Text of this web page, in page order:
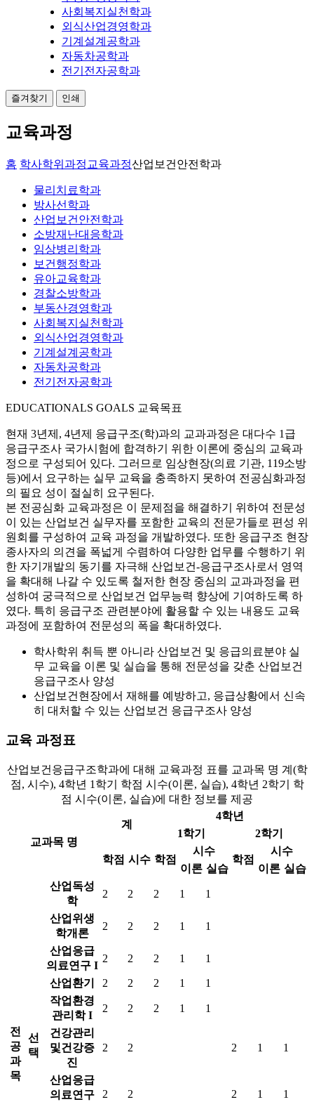
사회복지실천학과
외식산업경영학과
기계설계공학과
자동차공학과
전기전자공학과
즐겨찾기 인쇄
교육과정
홈 학사학위과정 교육과정산업보건안전학과
물리치료학과
방사선학과
산업보건안전학과
소방재난대응학과
임상병리학과
보건행정학과
유아교육학과
경찰소방학과
부동산경영학과
사회복지실천학과
외식산업경영학과
기계설계공학과
자동차공학과
전기전자공학과
EDUCATIONALS GOALS 교육목표
현재 3년제, 4년제 응급구조(학)과의 교과과정은 대다수 1급
응급구조사 국가시험에 합격하기 위한 이론에 중심의 교육과
정으로 구성되어 있다. 그러므로 임상현장(의료 기관, 119소방
등)에서 요구하는 실무 교육을 충족하지 못하여 전공심화과정
의 필요 성이 절실히 요구된다.
본 전공심화 교육과정은 이 문제점을 해결하기 위하여 전문성
이 있는 산업보건 실무자를 포함한 교육의 전문가들로 편성 위
원회를 구성하여 교육 과정을 개발하였다. 또한 응급구조 현장
종사자의 의견을 폭넓게 수렴하여 다양한 업무를 수행하기 위
한 자기개발의 동기를 자극해 산업보건-응급구조사로서 영역
을 확대해 나갈 수 있도록 철저한 현장 중심의 교과과정을 편
성하여 궁극적으로 산업보건 업무능력 향상에 기여하도록 하
였다. 특히 응급구조 관련분야에 활용할 수 있는 내용도 교육
과정에 포함하여 전문성의 폭을 확대하였다.
학사학위 취득 뿐 아니라 산업보건 및 응급의료분야 실
무 교육을 이론 및 실습을 통해 전문성을 갖춘 산업보건
응급구조사 양성
산업보건현장에서 재해를 예방하고, 응급상황에서 신속
히 대처할 수 있는 산업보건 응급구조사 양성
교육 과정표
산업보건응급구조학과에 대해 교육과정 표를 교과목 명 계(학
점, 시수), 4학년 1학기 학점 시수(이론, 실습), 4학년 2학기 학
점 시수(이론, 실습)에 대한 정보를 제공
교과목 명
계
4학년
1학기
2학기
학점 시수 학점
시수
학점
시수
이론 실습 이론 실습
전
공
과
목
선
택
산업독성
학
2 2 2 1 1
산업위생
학개론
2 2 2 1 1
산업응급
의료연구 I
2 2 2 1 1
산업환기 2 2 2 1
1
작업환경
관리학 I
2 2 2 1 1
건강관리
및건강증
진
2 2 2 1 1
산업응급
의료연구
2 2 2 1 1